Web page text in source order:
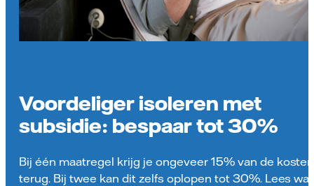
Voordeliger isoleren met
subsidie: bespaar tot 30%
Bij één maatregel krijg je ongeveer 15% van de kosten
terug. Bij twee kan dit zelfs oplopen tot 30%. Lees